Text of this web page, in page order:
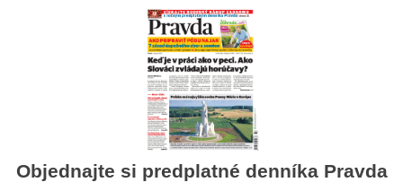
Objednajte si predplatné denníka Pravda